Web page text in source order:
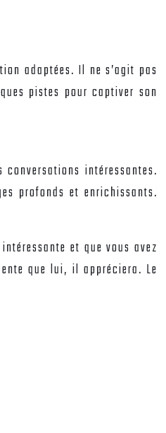
adaptées. Il ne s’agit pas
pistes pour captiver son
intéressantes.
profonds et enrichissants.
et que vous avez
que lui, il appréciera. Le